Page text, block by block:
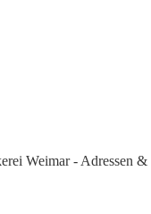
Weimar - Adressen &